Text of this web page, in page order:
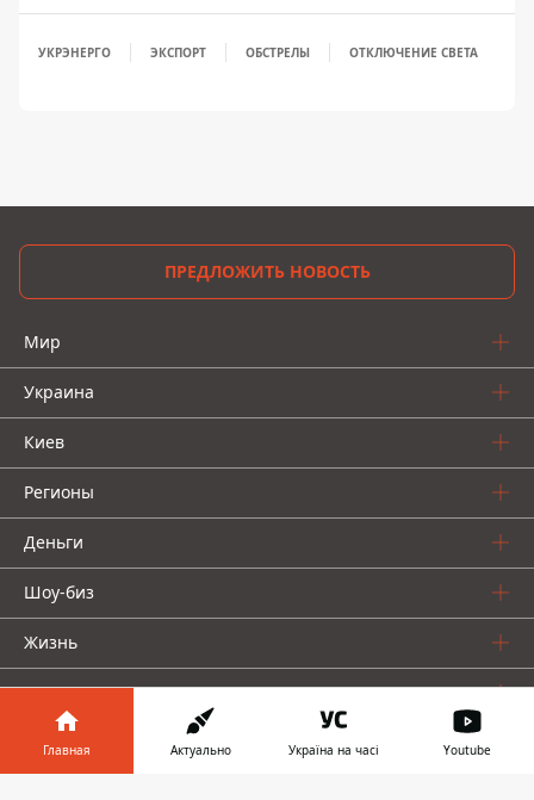
УКРЭНЕРГО ЭКСПОРТ ОБСТРЕЛЫ ОТКЛЮЧЕНИЕ СВЕТА
ПРЕДЛОЖИТЬ НОВОСТЬ
Мир
Украина
Киев
Регионы
Деньги
Шоу-биз
Жизнь
О нас
Главная Актуально Україна на часі Youtube